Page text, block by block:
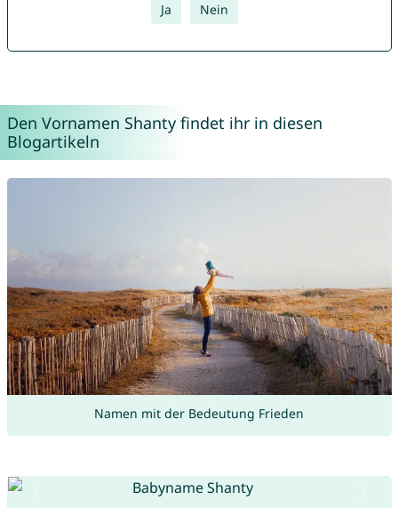
Ja Nein
Den Vornamen Shanty findet ihr in diesen
Blogartikeln
Namen mit der Bedeutung Frieden